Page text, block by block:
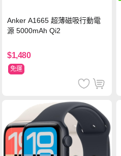
Anker A1665 超薄磁吸行動電
源 5000mAh Qi2
$1,480
免運